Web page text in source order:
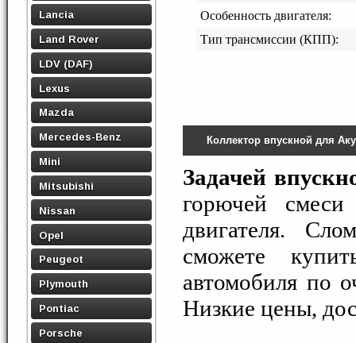
Lancia
Land Rover
LDV (DAF)
Lexus
Mazda
Mercedes-Benz
Mini
Mitsubishi
Nissan
Opel
Peugeot
Plymouth
Pontiac
Porsche
Особенность двигателя:
Тип трансмиссии (КПП):
Коллектор впускной для
Задачей
горючей
двигателя.
сможете
автомобиля по
Низкие цены,